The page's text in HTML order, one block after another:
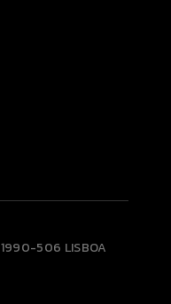
1990-506 LISBOA